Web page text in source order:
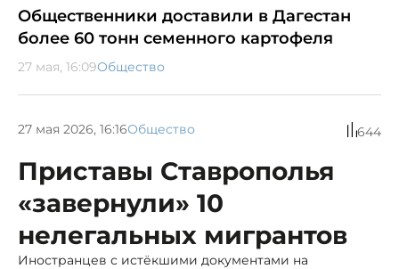
Общественники доставили в Дагестан
более 60 тонн семенного картофеля
27 мая, 16:09Общество
27 мая 2026, 16:16Общество 644
Приставы Ставрополья
«завернули» 10
нелегальных мигрантов
Иностранцев с истёкшими документами на